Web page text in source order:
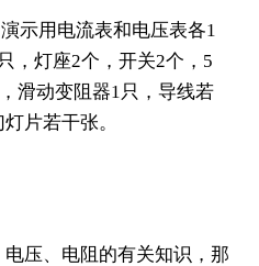
示用电流表和电压表各1
，灯座2个，开关2个，5
滑动变阻器1只，导线若
片若干张。
压、电阻的有关知识，那